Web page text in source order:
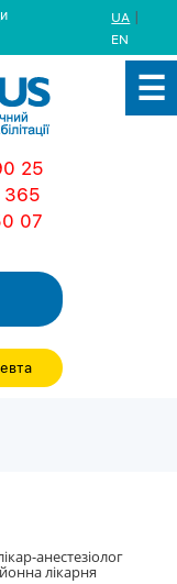
UA |
EN
25
365
07
анестезіолог
лікарня